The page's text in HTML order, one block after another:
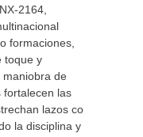
2164,
formaciones,
toque y
maniobra de
fortalecen las
lazos con
la disciplina y